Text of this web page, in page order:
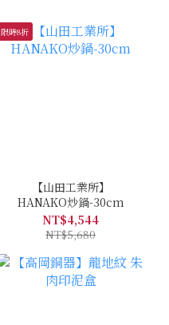
限時8折
【山田工業所】
HANAKO炒鍋-30cm
NT$4,544
NT$5,680